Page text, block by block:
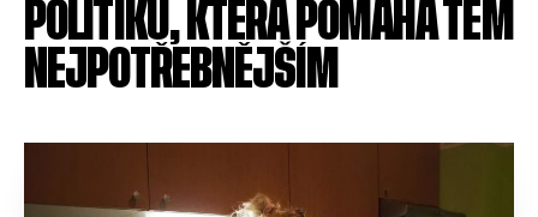
POLITIKU, KTERÁ POMÁHÁ TĚM
NEJPOTŘEBNĚJŠÍM